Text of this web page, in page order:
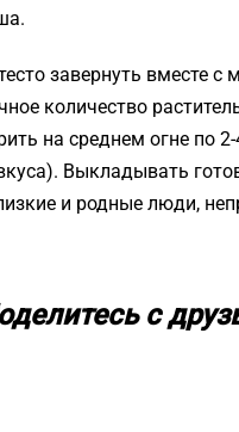
завернуть вместе с
количество
на среднем огне по
Выкладывать
и родные люди,
с